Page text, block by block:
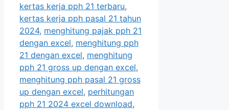
kertas kerja pph 21 terbaru,
kertas kerja pph pasal 21 tahun
2024, menghitung pajak pph 21
dengan excel, menghitung pph
21 dengan excel, menghitung
pph 21 gross up dengan excel,
menghitung pph pasal 21 gross
up dengan excel, perhitungan
pph 21 2024 excel download,